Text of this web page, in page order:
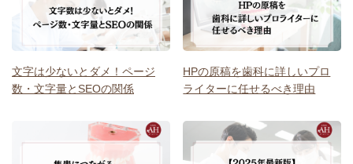
文字は少ないとダメ！ページ
数・文字量とSEOの関係
HPの原稿を歯科に詳しいプロ
ライターに任せるべき理由